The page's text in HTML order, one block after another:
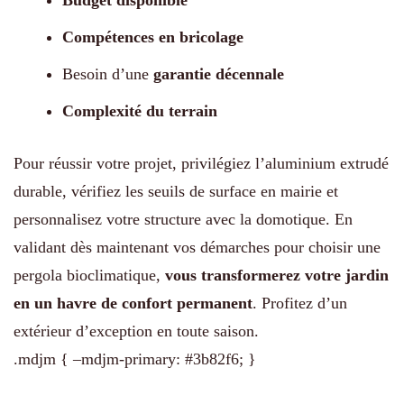
Compétences en bricolage
Besoin d’une garantie décennale
Complexité du terrain
Pour réussir votre projet, privilégiez l’aluminium extrudé
durable, vérifiez les seuils de surface en mairie et
personnalisez votre structure avec la domotique. En
validant dès maintenant vos démarches pour choisir une
pergola bioclimatique, vous transformerez votre jardin
en un havre de confort permanent. Profitez d’un
extérieur d’exception en toute saison.
.mdjm { –mdjm-primary: #3b82f6; }